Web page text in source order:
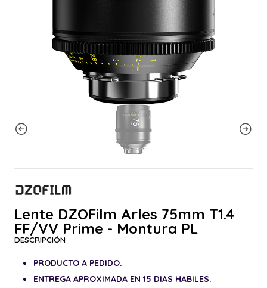
Lente DZOFilm Arles 75mm T1.4
FF/VV Prime - Montura PL
DESCRIPCIÓN
PRODUCTO A PEDIDO.
ENTREGA APROXIMADA EN 15 DIAS HABILES.